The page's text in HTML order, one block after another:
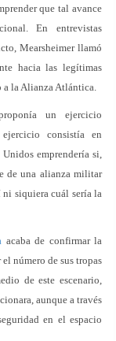
que tal avance
En entrevistas
Mearsheimer llamó
hacia las legítimas
a la Alianza Atlántica.
un ejercicio
consistía en
emprendería si,
de una alianza militar
siquiera cuál sería la
acaba de confirmar la
número de sus tropas
de este escenario,
aunque a través
en el espacio